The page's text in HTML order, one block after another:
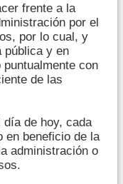
frente a la
por el
por lo cual, y
pública y en
con
de las
de hoy, cada
en beneficio de la
administración o